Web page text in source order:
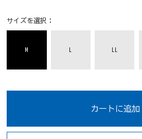
サイズを選択：
M
カートに追加